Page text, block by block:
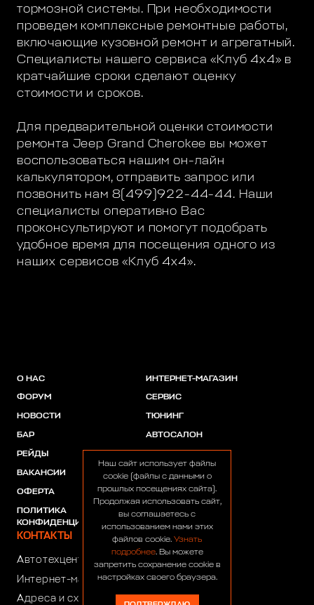
тормозной системы. При необходимости
проведем комплексные ремонтные работы,
включающие кузовной ремонт и агрегатный.
Специалисты нашего сервиса «Клуб 4х4» в
кратчайшие сроки сделают оценку
стоимости и сроков.
Для предварительной оценки стоимости
ремонта Jeep Grand Cherokee вы может
воспользоваться нашим он-лайн
калькулятором, отправить запрос или
позвонить нам 8(499)922-44-44. Наши
специалисты оперативно Вас
проконсультируют и помогут подобрать
удобное время для посещения одного из
наших сервисов «Клуб 4х4».
О НАС
ФОРУМ
НОВОСТИ
БАР
РЕЙДЫ
ВАКАНСИИ
ОФЕРТА
ПОЛИТИКА
КОНФИДЕНЦИАЛЬНОСТИ
ИНТЕРНЕТ-МАГАЗИН
СЕРВИС
ТЮНИНГ
АВТОСАЛОН
ПАРТНЕРЫ
КОНТАКТЫ
Автотехцентр:
Интернет-магазин:+7 (916) 922-44-44
Адреса и схемы проезда
Наш сайт использует файлы
cookie (файлы с данными о
прошлых посещениях сайта).
Продолжая использовать сайт,
вы соглашаетесь с
использованием нами этих
файлов cookie. Узнать
подробнее. Вы можете
запретить сохранение cookie в
настройках своего браузера.